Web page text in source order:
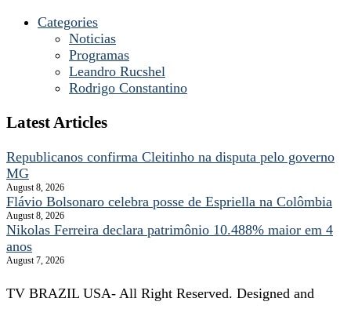
Categories
Noticias
Programas
Leandro Rucshel
Rodrigo Constantino
Latest Articles
Republicanos confirma Cleitinho na disputa pelo governo
MG
August 8, 2026
Flávio Bolsonaro celebra posse de Espriella na Colômbia
August 8, 2026
Nikolas Ferreira declara patrimônio 10.488% maior em 4
anos
August 7, 2026
TV BRAZIL USA- All Right Reserved. Designed and